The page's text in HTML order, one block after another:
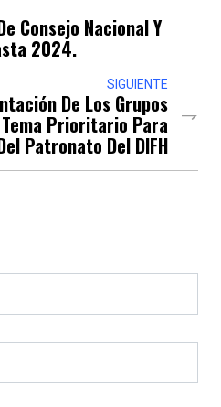
Consejo Nacional Y
2024.
SIGUIENTE
De Los Grupos
Prioritario Para
Patronato Del DIFH